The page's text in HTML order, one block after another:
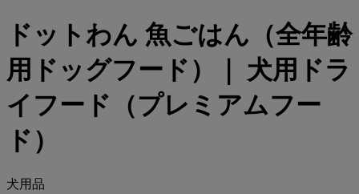
ドットわん 魚ごはん（全年齢
用ドッグフード）｜ 犬用ドラ
イフード（プレミアムフー
ド）
犬用品